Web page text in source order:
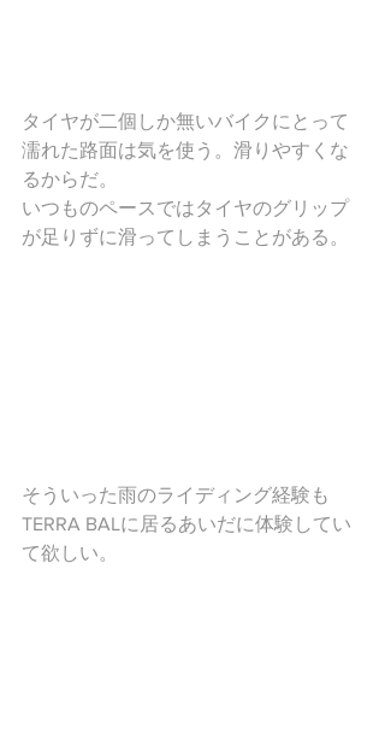
タイヤが二個しか無いバイクにとって
濡れた路面は気を使う。滑りやすくな
るからだ。
いつものペースではタイヤのグリップ
が足りずに滑ってしまうことがある。
そういった雨のライディング経験も
TERRA BALに居るあいだに体験してい
て欲しい。